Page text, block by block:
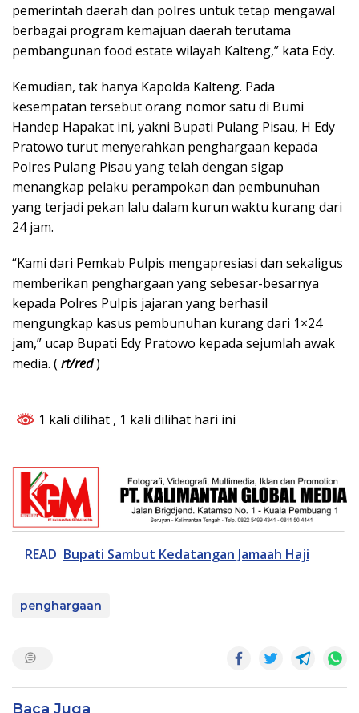
pemerintah daerah dan polres untuk tetap mengawal
berbagai program kemajuan daerah terutama
pembangunan food estate wilayah Kalteng,” kata Edy.
Kemudian, tak hanya Kapolda Kalteng. Pada
kesempatan tersebut orang nomor satu di Bumi
Handep Hapakat ini, yakni Bupati Pulang Pisau, H Edy
Pratowo turut menyerahkan penghargaan kepada
Polres Pulang Pisau yang telah dengan sigap
menangkap pelaku perampokan dan pembunuhan
yang terjadi pekan lalu dalam kurun waktu kurang dari
24 jam.
“Kami dari Pemkab Pulpis mengapresiasi dan sekaligus
memberikan penghargaan yang sebesar-besarnya
kepada Polres Pulpis jajaran yang berhasil
mengungkap kasus pembunuhan kurang dari 1×24
jam,” ucap Bupati Edy Pratowo kepada sejumlah awak
media. (rt/red)
1 kali dilihat , 1 kali dilihat hari ini
READ Bupati Sambut Kedatangan Jamaah Haji
penghargaan
Baca Juga